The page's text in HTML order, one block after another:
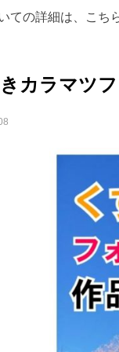
ての詳細は、こち
きカラマツ